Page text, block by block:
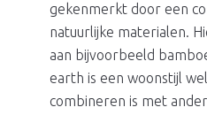
gekenmerkt door een
natuurlijke materialen.
aan bijvoorbeeld
earth is een woonstijl
combineren is met